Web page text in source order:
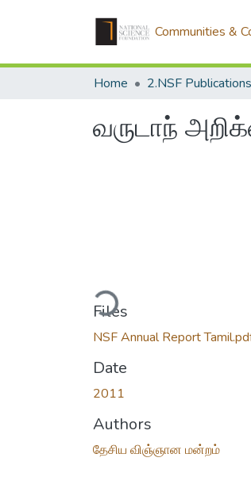
Communities &
Home 2.NSF Publications
வருடாந்
Loading...
Files
NSF Annual Report
Date
2011
Authors
தேசிய விஞ்ஞான மன்றம்